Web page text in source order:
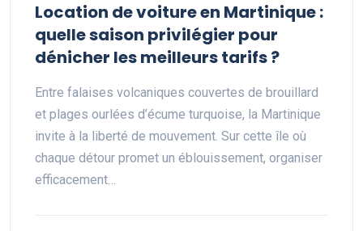
Location de voiture en Martinique :
quelle saison privilégier pour
dénicher les meilleurs tarifs ?
Entre falaises volcaniques couvertes de brouillard
et plages ourlées d’écume turquoise, la Martinique
invite à la liberté de mouvement. Sur cette île où
chaque détour promet un éblouissement, organiser
efficacement…